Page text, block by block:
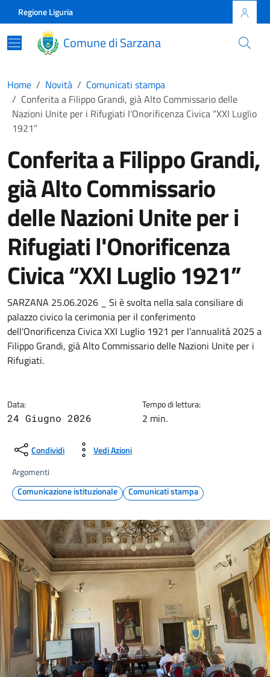
Skip to main content
Comune di Sarzana
Regione Liguria
Comune di Sarzana
Home Novità
Comunicati stampa
Conferita a Filippo Grandi, già Alto Commissario delle
Nazioni Unite per i Rifugiati l'Onorificenza Civica “XXI Luglio
1921”
Conferita a Filippo Grandi,
già Alto Commissario
delle Nazioni Unite per i
Rifugiati l'Onorificenza
Civica “XXI Luglio 1921”
SARZANA 25.06.2026 _ Si è svolta nella sala consiliare di
palazzo civico la cerimonia per il conferimento
dell'Onorificenza Civica XXI Luglio 1921 per l’annualità 2025 a
Filippo Grandi, già Alto Commissario delle Nazioni Unite per i
Rifugiati.
Data:
24 Giugno 2026
Tempo di lettura:
2 min.
Condividi
Vedi Azioni
Argomenti
Comunicazione istituzionale
Comunicati stampa